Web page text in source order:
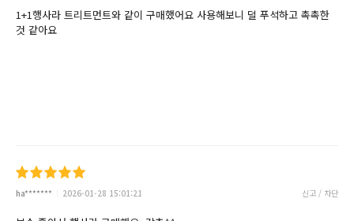
1+1행사라 트리트먼트와 같이 구매했어요 사용해보니 덜 푸석하고 촉촉한
것 같아요
ha******* 2026-01-28 15:01:21 신고 / 차단